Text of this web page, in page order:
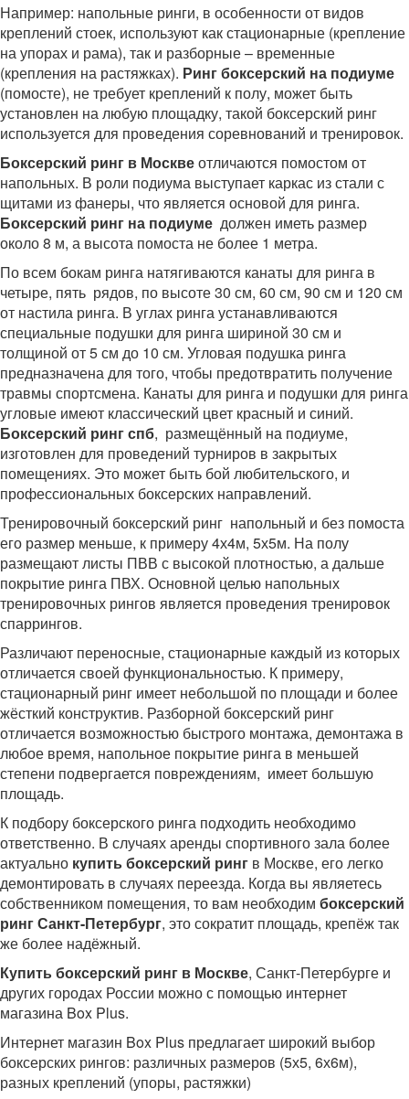
Например: напольные ринги, в особенности от видов
креплений стоек, используют как стационарные (крепление
на упорах и рама), так и разборные – временные
(крепления на растяжках). Ринг боксерский на подиуме
(помосте), не требует креплений к полу, может быть
установлен на любую площадку, такой боксерский ринг
используется для проведения соревнований и тренировок.
Боксерский ринг в Москвеотличаются помостом от
напольных. В роли подиума выступает каркас из стали с
щитами из фанеры, что является основой для ринга.
Боксерский ринг на подиуме должен иметь размер
около 8 м, а высота помоста не более 1 метра.
По всем бокам ринга натягиваются канаты для ринга в
четыре, пять рядов, по высоте 30 см, 60 см, 90 см и 120 см
от настила ринга. В углах ринга устанавливаются
специальные подушки для ринга шириной 30 см и
толщиной от 5 см до 10 см. Угловая подушка ринга
предназначена для того, чтобы предотвратить получение
травмы спортсмена. Канаты для ринга и подушки для ринга
угловые имеют классический цвет красный и синий.
Боксерский ринг спб, размещённый на подиуме,
изготовлен для проведений турниров в закрытых
помещениях. Это может быть бой любительского, и
профессиональных боксерских направлений.
Тренировочный боксерский ринг напольный и без помоста
его размер меньше, к примеру 4х4м, 5х5м. На полу
размещают листы ПВВ с высокой плотностью, а дальше
покрытие ринга ПВХ. Основной целью напольных
тренировочных рингов является проведения тренировок
спаррингов.
Различают переносные, стационарные каждый из которых
отличается своей функциональностью. К примеру,
стационарный ринг имеет небольшой по площади и более
жёсткий конструктив. Разборной боксерский ринг
отличается возможностью быстрого монтажа, демонтажа в
любое время, напольное покрытие ринга в меньшей
степени подвергается повреждениям, имеет большую
площадь.
К подбору боксерского ринга подходить необходимо
ответственно. В случаях аренды спортивного зала более
актуально купить боксерский ринг в Москве, его легко
демонтировать в случаях переезда. Когда вы являетесь
собственником помещения, то вам необходим боксерский
ринг Санкт-Петербург, это сократит площадь, крепёж так
же более надёжный.
Купить боксерский ринг в Москве, Санкт-Петербурге и
других городах России можно с помощью интернет
магазина Box Plus.
Интернет магазин Box Plus предлагает широкий выбор
боксерских рингов: различных размеров (5х5, 6х6м),
разных креплений (упоры, растяжки)